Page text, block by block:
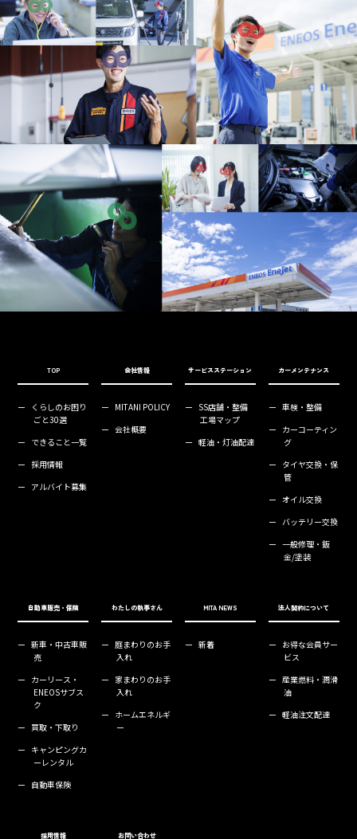
TOP
ー
くらしのお困り
ごと30選
ー できること一覧
ー 採用情報
ー アルバイト募集
会社情報
ー MITANI POLICY
ー 会社概要
サービスステーション
ー SS店舗・整備
工場マップ
ー 軽油・灯油配達
カーメンテナンス
ー 車検・整備
ー カーコーティン
グ
ー タイヤ交換・保
管
ー オイル交換
ー バッテリー交換
ー 一般修理・鈑
金/塗装
自動車販売・保険
ー 新車・中古車販
売
ー カーリース・
ENEOSサブス
ク
ー 買取・下取り
ー キャンピングカ
ーレンタル
ー 自動車保険
わたしの執事さん
ー 庭まわりのお手
入れ
ー 家まわりのお手
入れ
ー ホームエネルギ
ー
MITA NEWS
ー 新着
法人契約について
ー お得な会員サー
ビス
ー 産業燃料・潤滑
油
ー 軽油注文配達
採用情報 お問い合わせ